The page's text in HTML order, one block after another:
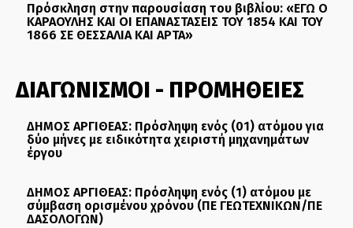
Πρόσκληση στην παρουσίαση του βιβλίου: «ΕΓΩ Ο
ΚΑΡΑΟΥΛΗΣ ΚΑΙ ΟΙ ΕΠΑΝΑΣΤΑΣΕΙΣ ΤΟΥ 1854 ΚΑΙ ΤΟΥ
1866 ΣΕ ΘΕΣΣΑΛΙΑ ΚΑΙ ΑΡΤΑ»
ΔΙΑΓΩΝΙΣΜΟΙ - ΠΡΟΜΗΘΕΙΕΣ
ΔΗΜΟΣ ΑΡΓΙΘΕΑΣ: Πρόσληψη ενός (01) ατόμου για
δύο μήνες με ειδικότητα χειριστή μηχανημάτων
έργου
ΔΗΜΟΣ ΑΡΓΙΘΕΑΣ: Πρόσληψη ενός (1) ατόμου με
σύμβαση ορισμένου χρόνου (ΠΕ ΓΕΩΤΕΧΝΙΚΩΝ/ΠΕ
ΔΑΣΟΛΟΓΩΝ)